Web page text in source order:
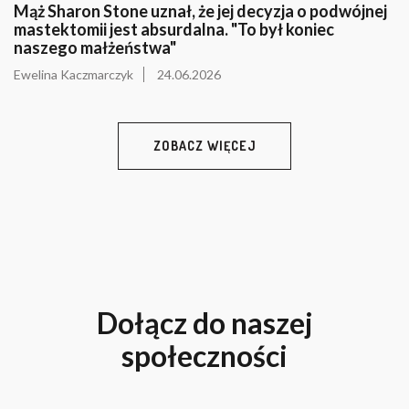
Mąż Sharon Stone uznał, że jej decyzja o podwójnej
mastektomii jest absurdalna. "To był koniec
naszego małżeństwa"
Ewelina Kaczmarczyk 24.06.2026
ZOBACZ WIĘCEJ
Dołącz do naszej
społeczności